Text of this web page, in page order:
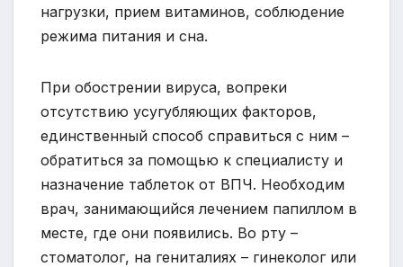
нагрузки, прием витаминов, соблюдение
режима питания и сна.
При обострении вируса, вопреки
отсутствию усугубляющих факторов,
единственный способ справиться с ним –
обратиться за помощью к специалисту и
назначение таблеток от ВПЧ. Необходим
врач, занимающийся лечением папиллом в
месте, где они появились. Во рту –
стоматолог, на гениталиях – гинеколог или